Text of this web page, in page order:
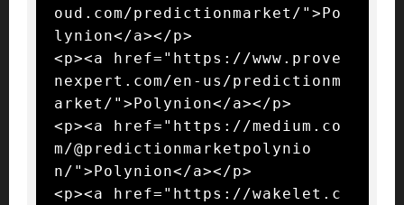
oud.com/predictionmarket/">Po
lynion</a></p>
<p><a href="https://www.prove
nexpert.com/en-us/predictionm
arket/">Polynion</a></p>
<p><a href="https://medium.co
m/@predictionmarketpolynio
n/">Polynion</a></p>
<p><a href="https://wakelet.c